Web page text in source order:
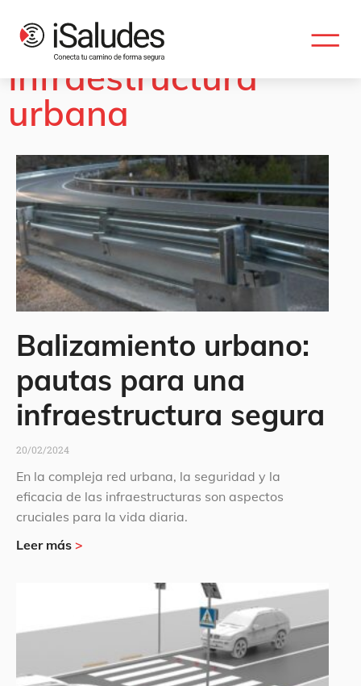
Etiqueta:
Infraestructura
urbana
Balizamiento urbano:
pautas para una
infraestructura segura
20/02/2024
En la compleja red urbana, la seguridad y la
eficacia de las infraestructuras son aspectos
cruciales para la vida diaria.
Leer más >